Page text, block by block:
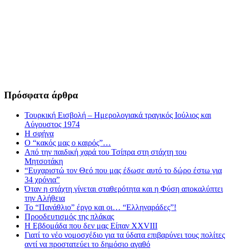
Πρόσφατα άρθρα
Τουρκική Εισβολή – Ημερολογιακά τραγικός Ιούλιος και
Αύγουστος 1974
Η σφήνα
Ο “κακός μας ο καιρός”…
Από την παιδική χαρά του Τσίπρα στη στάχτη του
Μητσοτάκη
“Ευχαριστώ τον Θεό που μας έδωσε αυτό το δώρο έστω για
34 χρόνια”
Όταν η στάχτη γίνεται σταθερότητα και η Φύση αποκαλύπτει
την Αλήθεια
Το “Πανάθλιο” έργο και οι… “Ελληναράδες”!
Προοδευτισμός της πλάκας
Η Εβδομάδα που δεν μας Είπαν XXVIII
Γιατί το νέο νομοσχέδιο για τα ύδατα επιβαρύνει τους πολίτες
αντί να προστατεύει το δημόσιο αγαθό